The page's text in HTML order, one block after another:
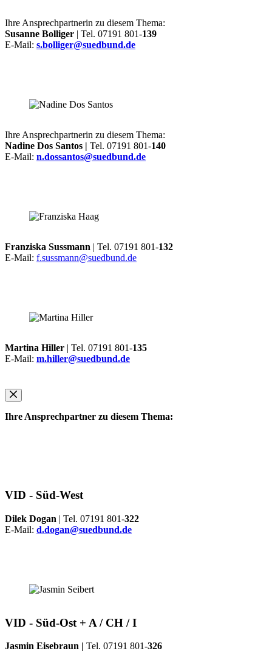
Ihre Ansprechpartnerin zu diesem Thema:
Susanne Bolliger | Tel. 07191 801-139
E-Mail: s.bolliger@suedbund.de
Ihre Ansprechpartnerin zu diesem Thema:
Nadine Dos Santos | Tel. 07191 801-140
E-Mail: n.dossantos@suedbund.de
Franziska Sussmann | Tel. 07191 801-132
E-Mail: f.sussmann@suedbund.de
Martina Hiller | Tel. 07191 801-135
E-Mail: m.hiller@suedbund.de
Ihre Ansprechpartner zu diesem Thema:
VID - Süd-West
Dilek Dogan | Tel. 07191 801-322
E-Mail: d.dogan@suedbund.de
VID - Süd-Ost + A / CH / I
Jasmin Eisebraun | Tel. 07191 801-326